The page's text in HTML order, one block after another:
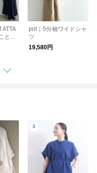
ATTA
とな
prit｜5分袖ワイドシャ
ツ
19,580円